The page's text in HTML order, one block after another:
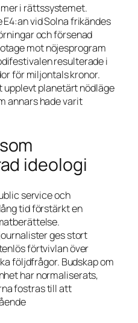
i rättssystemet.
vid Solna frikändes
och försenad
mot nöjesprogram
resulterade i
för miljontals kronor.
planetärt nödläge
annars hade varit
ideologi
service och
tid förstärkt en
ges stort
förtvivlan över
följdfrågor. Budskap om
har normaliserats,
fostras till att